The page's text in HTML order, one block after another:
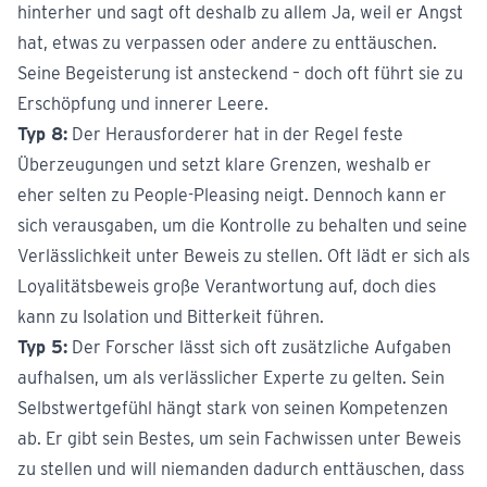
hinterher und sagt oft deshalb zu allem Ja, weil er Angst
hat, etwas zu verpassen oder andere zu enttäuschen.
Seine Begeisterung ist ansteckend – doch oft führt sie zu
Erschöpfung und innerer Leere.
Typ 8: Der Herausforderer hat in der Regel feste
Überzeugungen und setzt klare Grenzen, weshalb er
eher selten zu People-Pleasing neigt. Dennoch kann er
sich verausgaben, um die Kontrolle zu behalten und seine
Verlässlichkeit unter Beweis zu stellen. Oft lädt er sich als
Loyalitätsbeweis große Verantwortung auf, doch dies
kann zu Isolation und Bitterkeit führen.
Typ 5: Der Forscher lässt sich oft zusätzliche Aufgaben
aufhalsen, um als verlässlicher Experte zu gelten. Sein
Selbstwertgefühl hängt stark von seinen Kompetenzen
ab. Er gibt sein Bestes, um sein Fachwissen unter Beweis
zu stellen und will niemanden dadurch enttäuschen, dass